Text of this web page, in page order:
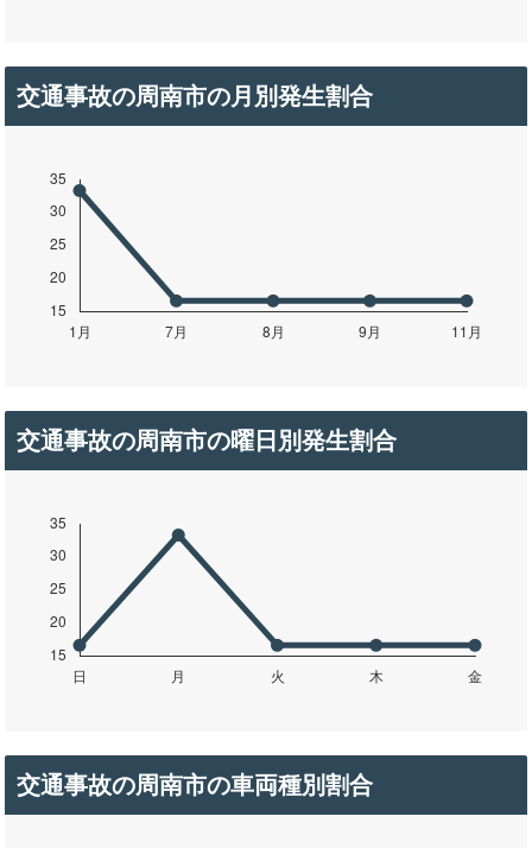
交通事故の周南市の月別発生割合
交通事故の周南市の曜日別発生割合
交通事故の周南市の車両種別割合